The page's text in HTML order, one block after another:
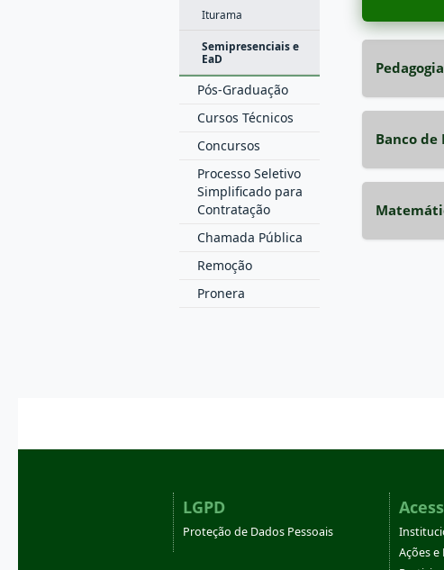
Iturama
Semipresenciais e
EaD
Pós-Graduação
Cursos Técnicos
Concursos
Processo Seletivo
Simplificado para
Contratação
Chamada Pública
Remoção
Pronera
Pedagogia
Banco de
LGPD
Proteção de Dados Pessoais
Ações